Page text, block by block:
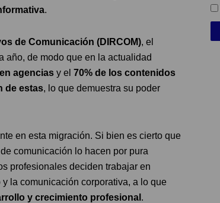
.
de Comunicación (DIRCOM), el
año, de modo que en la actualidad
agencias y el 70% de los contenidos
de estas, lo que demuestra su poder
en esta migración. Si bien es cierto que
comunicación lo hacen por pura
profesionales deciden trabajar en
la comunicación corporativa, a lo que
y crecimiento profesional .